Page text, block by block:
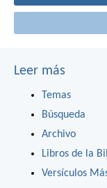
Leer más
Temas
Búsqueda
Archivo
Libros de la
Versículos